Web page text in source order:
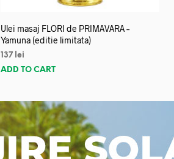
Ulei masaj FLORI de PRIMAVARA –
Yamuna (editie limitata)
137 lei
ADD TO CART